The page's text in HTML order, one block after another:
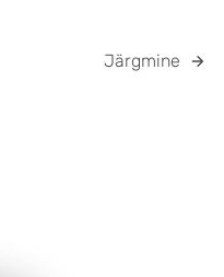
Järgmine